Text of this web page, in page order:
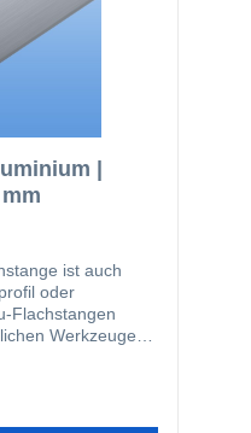
dekorativ
|
ist auch
oder
Flachstangen
Werkzeugen